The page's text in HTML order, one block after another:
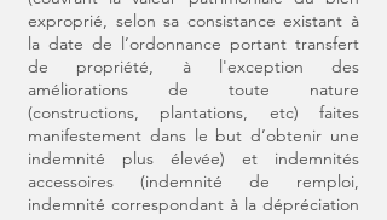
exproprié, selon sa consistance existant à
la date de l’ordonnance portant transfert
de propriété, à l'exception des
améliorations de toute nature
(constructions, plantations, etc) faites
manifestement dans le but d’obtenir une
indemnité plus élevée) et indemnités
accessoires (indemnité de remploi,
indemnité correspondant à la dépréciation